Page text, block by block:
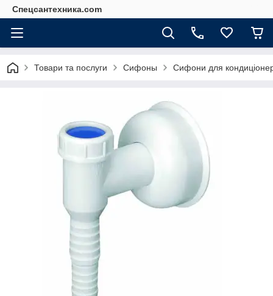
Спецсантехника.com
Товари та послуги Сифоны Сифони для